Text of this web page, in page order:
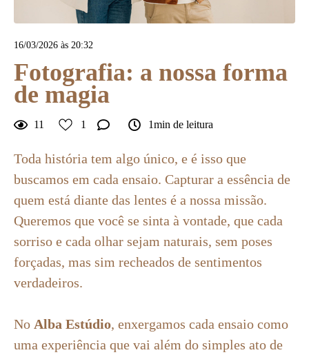
16/03/2026 às 20:32
Fotografia: a nossa forma
de magia
11 1 1min de leitura
Toda história tem algo único, e é isso que
buscamos em cada ensaio. Capturar a essência de
quem está diante das lentes é a nossa missão.
Queremos que você se sinta à vontade, que cada
sorriso e cada olhar sejam naturais, sem poses
forçadas, mas sim recheados de sentimentos
verdadeiros.
No Alba Estúdio, enxergamos cada ensaio como
uma experiência que vai além do simples ato de